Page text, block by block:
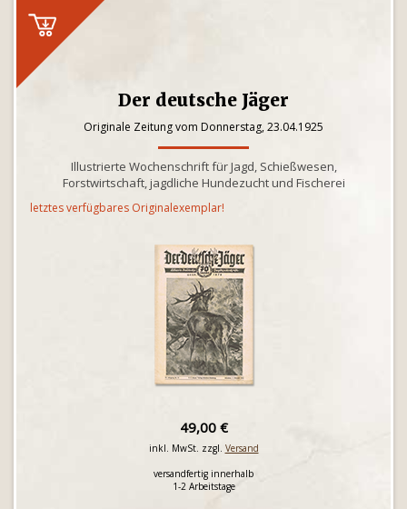
Der deutsche Jäger
Originale Zeitung vom Donnerstag, 23.04.1925
Illustrierte Wochenschrift für Jagd, Schießwesen,
Forstwirtschaft, jagdliche Hundezucht und Fischerei
letztes verfügbares Originalexemplar!
49,00 €
inkl. MwSt. zzgl. Versand
versandfertig innerhalb
1-2 Arbeitstage